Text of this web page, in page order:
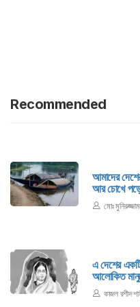
Recommended
আমাদের
আর চোখে
মোঃ
এ দেশের
আলোকিত
দ্যুতিতে
দেশেরকাজল রশীদ